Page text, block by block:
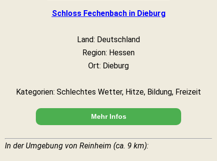
Schloss Fechenbach in Dieburg
Land: Deutschland
Region: Hessen
Ort: Dieburg
Kategorien: Schlechtes Wetter, Hitze, Bildung, Freizeit
Mehr Infos
In der Umgebung von Reinheim (ca. 9 km):